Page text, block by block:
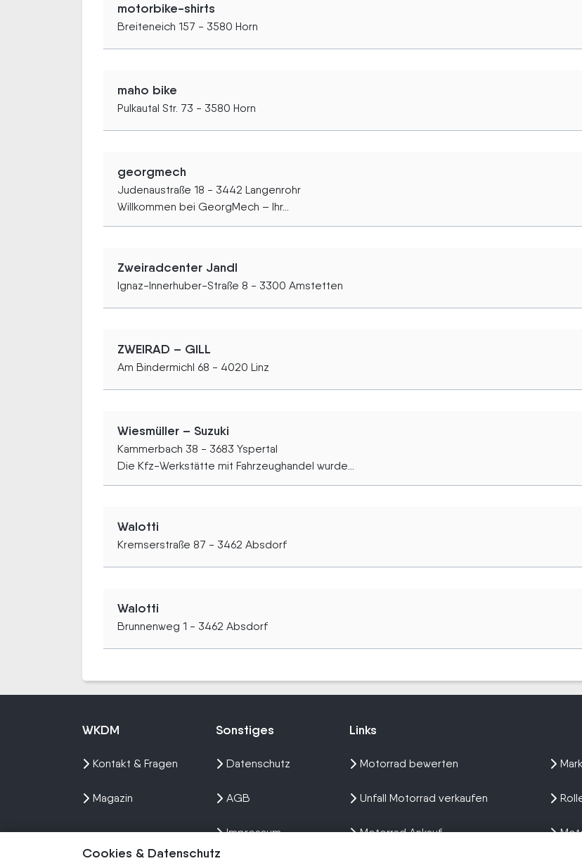
motorbike-shirts
Breiteneich 157 - 3580 Horn
maho bike
Pulkautal Str. 73 - 3580 Horn
georgmech
Judenaustraße 18 - 3442 Langenrohr
Willkommen bei GeorgMech – Ihr...
Zweiradcenter Jandl
Ignaz-Innerhuber-Straße 8 - 3300 Amstetten
ZWEIRAD – GILL
Am Bindermichl 68 - 4020 Linz
Wiesmüller – Suzuki
Kammerbach 38 - 3683 Yspertal
Die Kfz-Werkstätte mit Fahrzeughandel wurde...
Walotti
Kremserstraße 87 - 3462 Absdorf
Walotti
Brunnenweg 1 - 3462 Absdorf
Cookies & Datenschutz
WKDM
Kontakt & Fragen
Magazin
Sonstiges
Datenschutz
AGB
Impressum
Links
Motorrad bewerten
Unfall Motorrad verkaufen
Motorrad Ankauf